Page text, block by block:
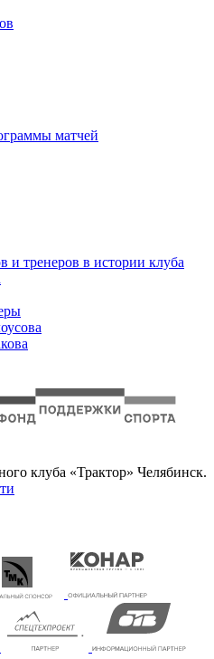
матчей
и тренеров в истории клуба
клуба «Трактор» Челябинск.